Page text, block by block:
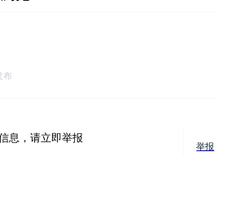
布
息，请立即举报
举报